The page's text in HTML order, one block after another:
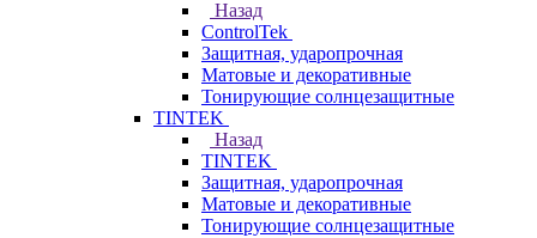
Назад
ControlTek
Защитная, ударопрочная
Матовые и декоративные
Тонирующие солнцезащитные
TINTEK
Назад
TINTEK
Защитная, ударопрочная
Матовые и декоративные
Тонирующие солнцезащитные